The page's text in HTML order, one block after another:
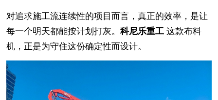
对追求施工流连续性的项目而言，真正的效率，是让
每一个明天都能按计划打灰。科尼乐重工 这款布料
机，正是为守住这份确定性而设计。